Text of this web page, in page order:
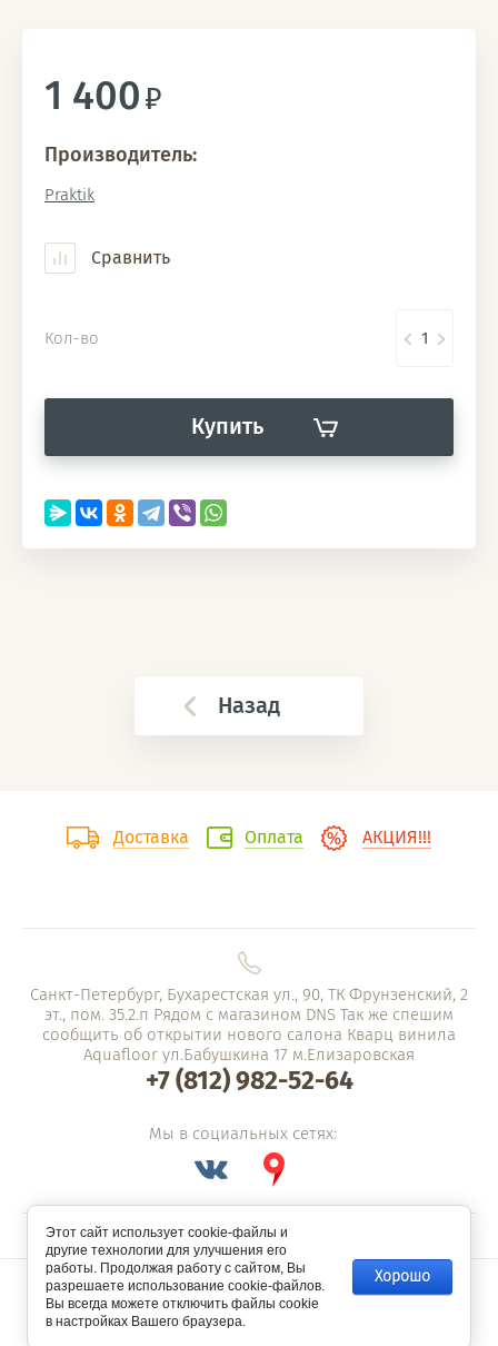
1 400
Производитель:
Praktik
Сравнить
Кол-во
Купить
Назад
Доставка Оплата АКЦИЯ!!!
Санкт-Петербург, Бухарестская ул., 90, ТК Фрунзенский, 2
эт., пом. 35.2.п Рядом с магазином DNS Так же спешим
сообщить об открытии нового салона Кварц винила
Aquafloor ул.Бабушкина 17 м.Елизаровская
+7 (812) 982-52-64
Мы в социальных сетях:
© 2018-2022 - СкладЛамината.ру
Этот сайт использует cookie-файлы и
другие технологии для улучшения его
работы. Продолжая работу с сайтом, Вы
разрешаете использование cookie-файлов.
Вы всегда можете отключить файлы cookie
в настройках Вашего браузера.
Хорошо